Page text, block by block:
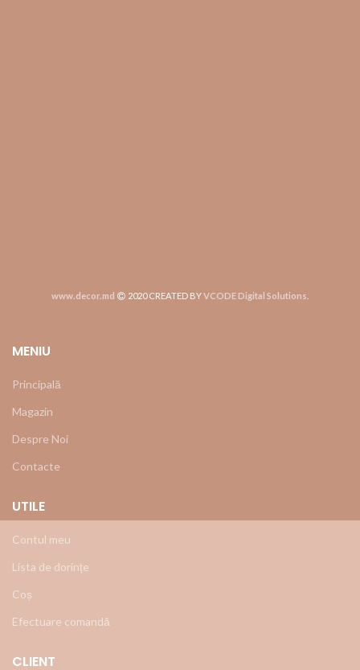
www.decor.md 2020 CREATED BYVCODE Digital Solutions
MENIU
Principală
Magazin
Despre Noi
Contacte
UTILE
Contul meu
Lista de dorințe
Coș
Efectuare comandă
CLIENT